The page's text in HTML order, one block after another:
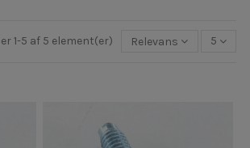
1-5 af 5 element(er) Relevans 5